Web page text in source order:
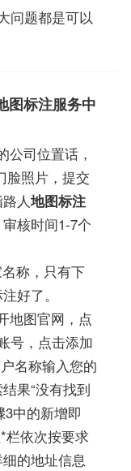
问题都是可以
图标注服务中
公司位置话，
脸照片，提交
人地图标注
核时间1-7个
称，只有下
好了。
地图官网，点
号，点击添加
名称输入您的
果“没有找到
中的新增即
栏依次按要求
的地址信息